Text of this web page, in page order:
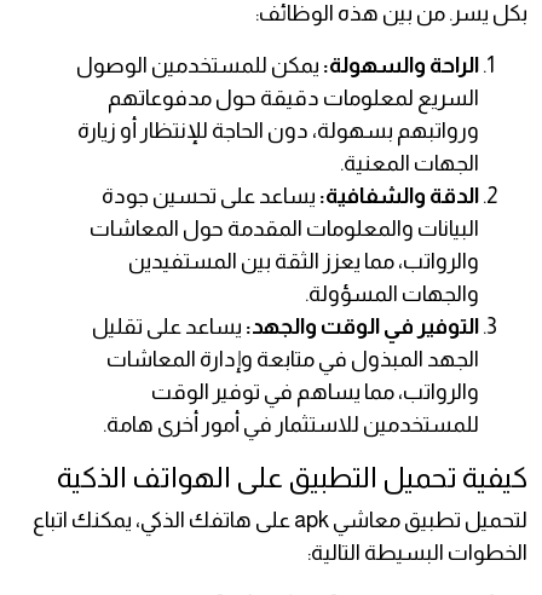
بكل يسر. من بين هذه الوظائف:
الراحة والسهولة: يمكن للمستخدمين الوصول
السريع لمعلومات دقيقة حول مدفوعاتهم
ورواتبهم بسهولة، دون الحاجة للإنتظار أو زيارة
الجهات المعنية.
الدقة والشفافية: يساعد على تحسين جودة
البيانات والمعلومات المقدمة حول المعاشات
والرواتب، مما يعزز الثقة بين المستفيدين
والجهات المسؤولة.
التوفير في الوقت والجهد: يساعد على تقليل
الجهد المبذول في متابعة وإدارة المعاشات
والرواتب، مما يساهم في توفير الوقت
للمستخدمين للاستثمار في أمور أخرى هامة.
كيفية تحميل التطبيق على الهواتف الذكية
لتحميل تطبيق معاشي apk على هاتفك الذكي، يمكنك اتباع
الخطوات البسيطة التالية: